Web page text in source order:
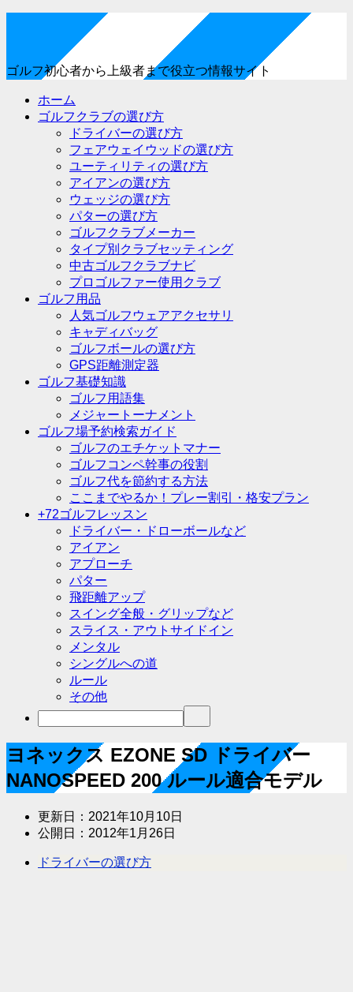
ゴルフ初心者から上級者まで役立つ情報サイト
ホーム
ゴルフクラブの選び方
ドライバーの選び方
フェアウェイウッドの選び方
ユーティリティの選び方
アイアンの選び方
ウェッジの選び方
パターの選び方
ゴルフクラブメーカー
タイプ別クラブセッティング
中古ゴルフクラブナビ
プロゴルファー使用クラブ
ゴルフ用品
人気ゴルフウェアアクセサリ
キャディバッグ
ゴルフボールの選び方
GPS距離測定器
ゴルフ基礎知識
ゴルフ用語集
メジャートーナメント
ゴルフ場予約検索ガイド
ゴルフのエチケットマナー
ゴルフコンペ幹事の役割
ゴルフ代を節約する方法
ここまでやるか！プレー割引・格安プラン
+72ゴルフレッスン
ドライバー・ドローボールなど
アイアン
アプローチ
パター
飛距離アップ
スイング全般・グリップなど
スライス・アウトサイドイン
メンタル
シングルへの道
ルール
その他
ヨネックス EZONE SD ドライバー
NANOSPEED 200 ルール適合モデル
更新日： 2021年10月10日
公開日： 2012年1月26日
ドライバーの選び方